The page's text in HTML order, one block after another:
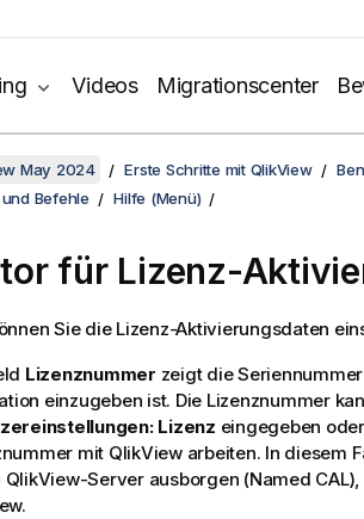
Videos Migrationscenter
May 2024 Erste Schritte mit QlikView
Befehle
Hilfe (Menü)
für Lizenz-
Sie die Lizenz-Aktivierungsdaten
Lizenznummer zeigt die
einzugeben ist. Die Lizenznummer
Lizenz eingegeben
mit QlikView arbeiten. In diesem
QlikView-Server ausborgen (Named